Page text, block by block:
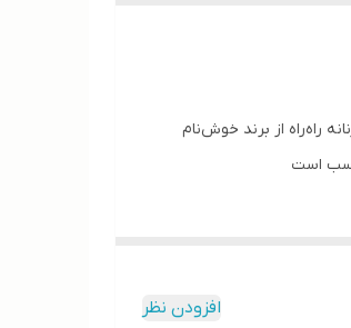
راه‌راه از برند خوش‌نام
است
افزودن نظر